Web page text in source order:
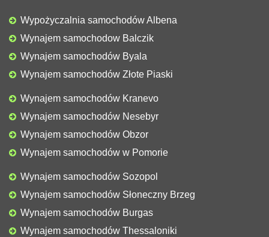
Wypożyczalnia samochodów Albena
Wynajem samochodow Balczik
Wynajem samochodów Byala
Wynajem samochodów Złote Piaski
Wynajem samochodów Kranevo
Wynajem samochodów Nesebyr
Wynajem samochodów Obzor
Wynajem samochodów w Pomorie
Wynajem samochodów Sozopol
Wynajem samochodów Słoneczny Brzeg
Wynajem samochodów Burgas
Wynajem samochodów Thessaloniki